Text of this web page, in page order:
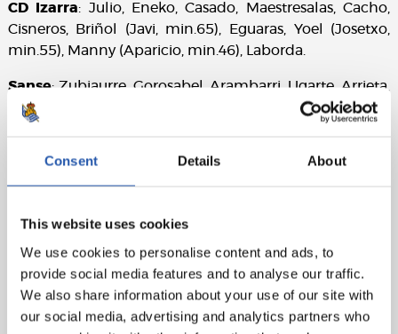
Consent Details About
This website uses cookies
We use cookies to personalise content and ads, to
provide social media features and to analyse our traffic.
We also share information about your use of our site with
our social media, advertising and analytics partners who
CD Izarra: Julio, Eneko, Casado, Maestresalas, Cacho,
Cisneros, Briñol (Javi, min.65), Eguaras, Yoel (Josetxo,
min.55), Manny (Aparicio, min.46), Laborda.
Sanse: Zubiaurre, Gorosabel, Arambarri, Ugarte, Arrieta,
Sangalli (Sáenz, min.20), Olaizola, Calvillo, Capilla,
Golak: 0-1: Joseba Muguruza, min.24; 0-2: Oier Calvillo,
Eguaras, Laborda, Briñol eta Madrigaleri eta kanpoko
Ugarte, Arambarri eta Zubiaurreri. Eguarasek txartel
gorria ikusi zuen bi txartel hori ikusi ondoren.